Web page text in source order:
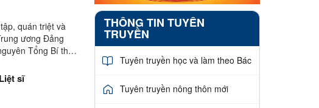
quán triệt và
ương Đảng
Tổng Bí thư
sĩ
THÔNG TIN TUYÊN
TRUYỀN
Tuyên truyền học và làm theo Bác
Tuyên truyền nông thôn mới